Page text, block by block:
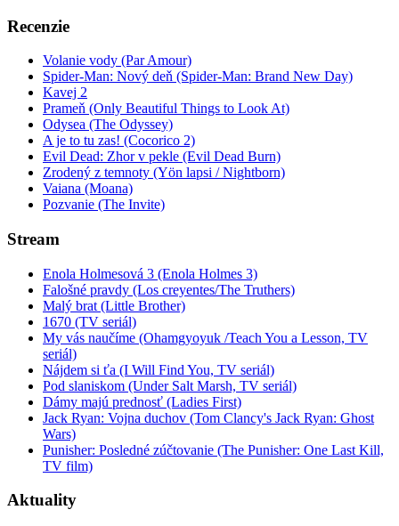
Recenzie
Volanie vody (Par Amour)
Spider-Man: Nový deň (Spider-Man: Brand New Day)
Kavej 2
Prameň (Only Beautiful Things to Look At)
Odysea (The Odyssey)
A je to tu zas! (Cocorico 2)
Evil Dead: Zhor v pekle (Evil Dead Burn)
Zrodený z temnoty (Yön lapsi / Nightborn)
Vaiana (Moana)
Pozvanie (The Invite)
Stream
Enola Holmesová 3 (Enola Holmes 3)
Falošné pravdy (Los creyentes/The Truthers)
Malý brat (Little Brother)
1670 (TV seriál)
My vás naučíme (Ohamgyoyuk /Teach You a Lesson, TV
seriál)
Nájdem si ťa (I Will Find You, TV seriál)
Pod slaniskom (Under Salt Marsh, TV seriál)
Dámy majú prednosť (Ladies First)
Jack Ryan: Vojna duchov (Tom Clancy's Jack Ryan: Ghost
Wars)
Punisher: Posledné zúčtovanie (The Punisher: One Last Kill,
TV film)
Aktuality